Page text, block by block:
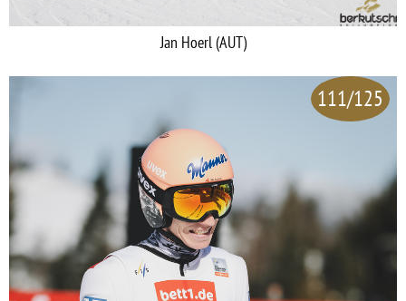
Jan Hoerl (AUT)
111/125